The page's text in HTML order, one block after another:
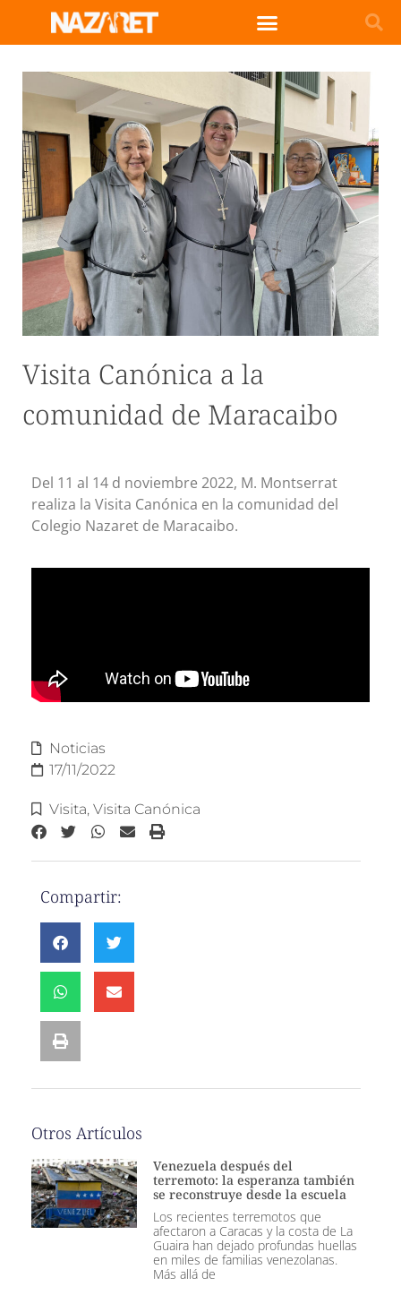
Visita Canónica a la
comunidad de Maracaibo
Del 11 al 14 d noviembre 2022, M. Montserrat
realiza la Visita Canónica en la comunidad del
Colegio Nazaret de Maracaibo.
Noticias
17/11/2022
Visita, Visita Canónica
Compartir:
Otros Artículos
Venezuela después del
terremoto: la esperanza también
se reconstruye desde la escuela
Los recientes terremotos que
afectaron a Caracas y la costa de La
Guaira han dejado profundas huellas
en miles de familias venezolanas.
Más allá de